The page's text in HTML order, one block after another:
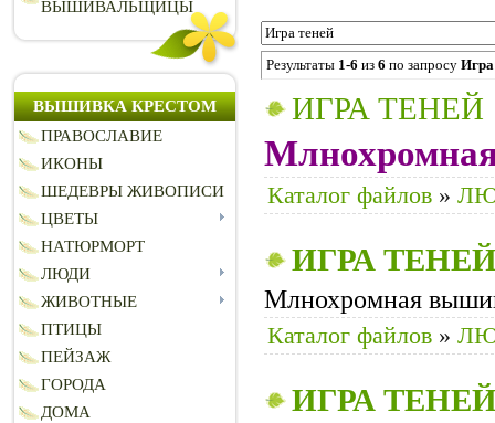
ВЫШИВАЛЬЩИЦЫ
ВЫШИВКА КРЕСТОМ
ПРАВОСЛАВИЕ
ИКОНЫ
ШЕДЕВРЫ ЖИВОПИСИ
ЦВЕТЫ
НАТЮРМОРТ
ЛЮДИ
ЖИВОТНЫЕ
ПТИЦЫ
ПЕЙЗАЖ
ГОРОДА
ДОМА
Результаты 1-6 из 6 по запросу Игра
ИГРА ТЕНЕЙ
Каталог файлов »
ИГРА
Млнохромная
Каталог файлов »
ИГРА